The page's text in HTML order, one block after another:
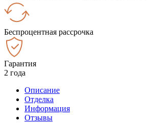
Беспроцентная рассрочка
Гарантия
2 года
Описание
Отделка
Информация
Отзывы